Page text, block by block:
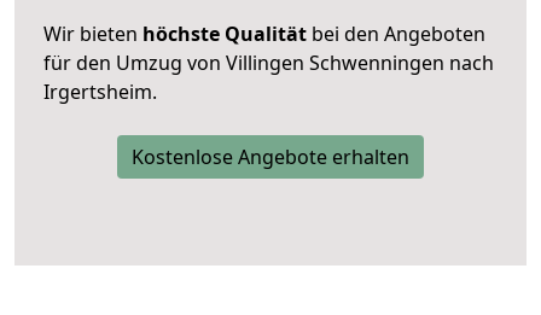
Wir bieten höchste Qualität bei den Angeboten
für den Umzug von Villingen Schwenningen nach
Irgertsheim.
Kostenlose Angebote erhalten